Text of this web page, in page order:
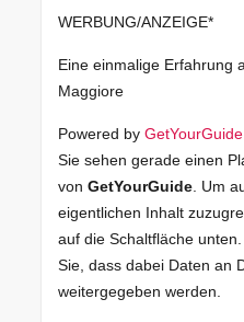
WERBUNG/ANZEIGE*
Eine einmalige Erfahrung
Maggiore
Powered by GetYourGuide
Sie sehen gerade einen
von GetYourGuide. Um
eigentlichen Inhalt
auf die Schaltfläche
Sie, dass dabei Daten an
weitergegeben werden.